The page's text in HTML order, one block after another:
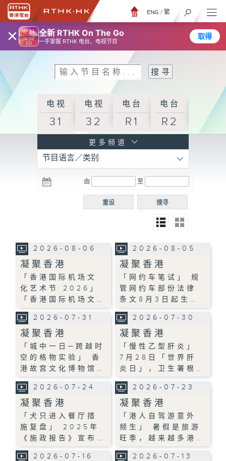
× 全新 RTHK On The Go
一手掌握 RTHK 电台、电视节目
取得
ENG / 繁
电视
31
电视
32
电台
R1
电台
R2
R3
电台 电台
R5
电台
普通
更多频道
节目语言／类别
由 至
搜寻
重设
2026-08-06
凝聚香港
「香港国际机场文
化艺术节 2026」
「香港国际机场文…
2026-08-05
凝聚香港
「网约车笔试」 规
管网约车部份法律
条文8月3日起生…
2026-07-31
凝聚香港
「城中一日─跨越时
空的格物实验」 香
港故宫文化博物馆…
2026-07-30
凝聚香港
「慢性乙型肝炎」
7月28日「世界肝
炎日」，卫生署根…
2026-07-24
凝聚香港
「犬只进入餐厅措
施复盘」 2025年
《施政报告》宣布…
2026-07-23
凝聚香港
「港人自驾游意外
频生」 暑假是旅游
旺季，越来越多港…
2026-07-16 2026-07-13